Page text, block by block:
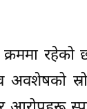
क्रममा